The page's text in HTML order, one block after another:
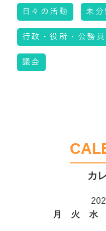
日々の活動 未分
行政・役所・公務員
議会
月
火 水